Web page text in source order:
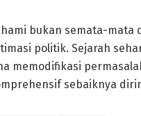
bukan semata-
politik. Sejarah
memodifikasi
sebaiknya